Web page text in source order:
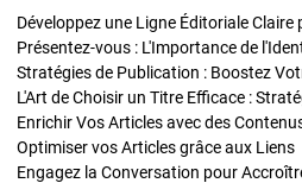
Développez une Ligne Éditoriale Claire
Présentez-vous : L'Importance de
L'Art de Choisir un Titre Efficace :
Optimiser vos Articles grâce aux Liens
Engagez la Conversation pour